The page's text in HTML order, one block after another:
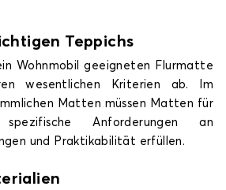
Teppichs
Wohnmobil geeigneten Flurmatte
wesentlichen Kriterien ab. Im
Matten müssen Matten für
spezifische Anforderungen an
und Praktikabilität erfüllen.